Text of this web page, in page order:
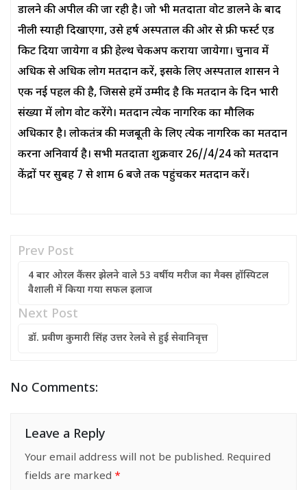
डालने की अपील की जा रही है। जो भी मतदाता वोट डालने के बाद
नीली स्याही दिखाएगा, उसे हर्ष अस्पताल की ओर से फ्री फर्स्ट एड
किट दिया जायेगा व फ्री हेल्थ चेकअप कराया जायेगा। चुनाव में
अधिक से अधिक लोग मतदान करें, इसके लिए अस्पताल प्रशासन ने
एक नई पहल की है, जिससे हमें उम्मीद है कि मतदान के दिन भारी
संख्या में लोग वोट करेंगे। मतदान प्रत्येक नागरिक का मौलिक
अधिकार है। लोकतंत्र की मजबूती के लिए प्रत्येक नागरिक का मतदान
करना अनिवार्य है। सभी मतदाता शुक्रवार 26//4/24 को मतदान
केंद्रों पर सुबह 7 से शाम 6 बजे तक पहुंचकर मतदान करें।
Prev Post
4 बार ओरल कैंसर झेलने वाले 53 वर्षीय मरीज का मैक्स हॉस्पिटल
वैशाली में किया गया सफल इलाज
Next Post
डॉ. प्रवीण कुमारी सिंह उत्तर रेलवे से हुईं सेवानिवृत्त
No Comments:
Leave a Reply
Your email address will not be published. Required
fields are marked *